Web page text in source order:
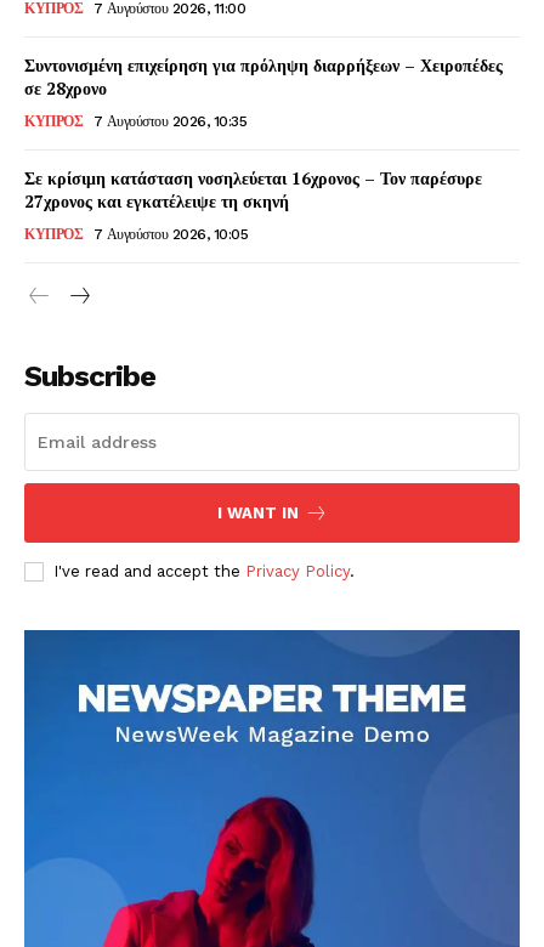
ΚΥΠΡΟΣ 7 Αυγούστου 2026, 11:00
Συντονισμένη επιχείρηση για πρόληψη διαρρήξεων – Χειροπέδες
σε 28χρονο
ΚΥΠΡΟΣ 7 Αυγούστου 2026, 10:35
Σε κρίσιμη κατάσταση νοσηλεύεται 16χρονος – Τον παρέσυρε
27χρονος και εγκατέλειψε τη σκηνή
ΚΥΠΡΟΣ 7 Αυγούστου 2026, 10:05
Subscribe
I WANT IN
I've read and accept the Privacy Policy.